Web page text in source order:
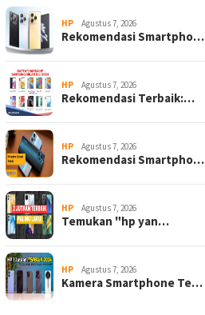
HP Agustus 7, 2026
Rekomendasi Smartpho…
HP Agustus 7, 2026
Rekomendasi Terbaik:…
HP Agustus 7, 2026
Rekomendasi Smartpho…
HP Agustus 7, 2026
Temukan "hp yan…
HP Agustus 7, 2026
Kamera Smartphone Te…